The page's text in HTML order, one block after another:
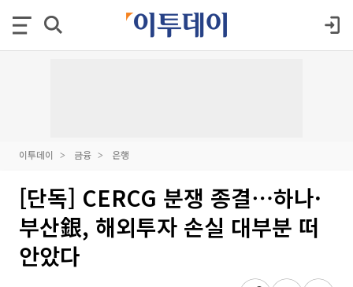
이투데이 금융 은행
[단독] CERCG 분쟁 종결⋯하나·
부산銀, 해외투자 손실 대부분 떠
안았다